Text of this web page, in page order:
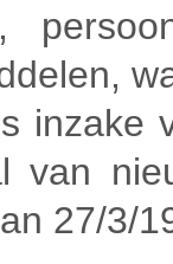
inzake
van
27/3/